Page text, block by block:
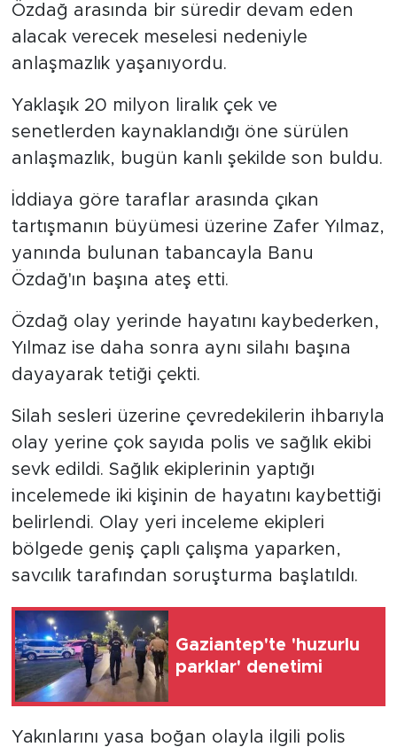
Özdağ arasında bir süredir devam eden
alacak verecek meselesi nedeniyle
anlaşmazlık yaşanıyordu.
Yaklaşık 20 milyon liralık çek ve
senetlerden kaynaklandığı öne sürülen
anlaşmazlık, bugün kanlı şekilde son buldu.
İddiaya göre taraflar arasında çıkan
tartışmanın büyümesi üzerine Zafer Yılmaz,
yanında bulunan tabancayla Banu
Özdağ'ın başına ateş etti.
Özdağ olay yerinde hayatını kaybederken,
Yılmaz ise daha sonra aynı silahı başına
dayayarak tetiği çekti.
Silah sesleri üzerine çevredekilerin ihbarıyla
olay yerine çok sayıda polis ve sağlık ekibi
sevk edildi. Sağlık ekiplerinin yaptığı
incelemede iki kişinin de hayatını kaybettiği
belirlendi. Olay yeri inceleme ekipleri
bölgede geniş çaplı çalışma yaparken,
savcılık tarafından soruşturma başlatıldı.
Gaziantep'te 'huzurlu
parklar' denetimi
Yakınlarını yasa boğan olayla ilgili polis